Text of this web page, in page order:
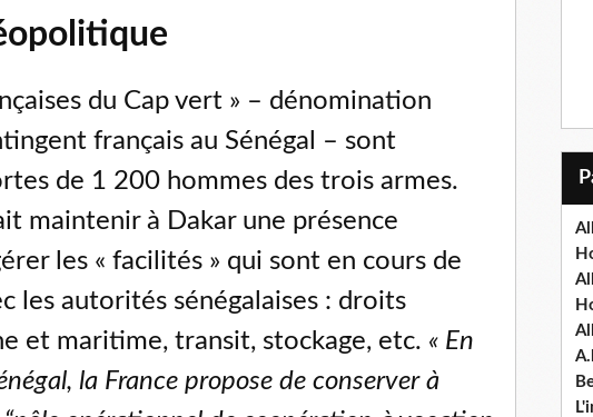
du Cap vert » – dénomination
français au Sénégal – sont
de 1 200 hommes des trois armes.
maintenir à Dakar une présence
les « facilités » qui sont en cours de
les autorités sénégalaises : droits
et maritime, transit, stockage, etc. « En
la France propose de conserver à